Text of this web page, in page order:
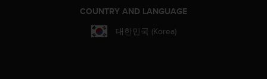
COUNTRY AND LANGUAGE
대한민국 (Korea)